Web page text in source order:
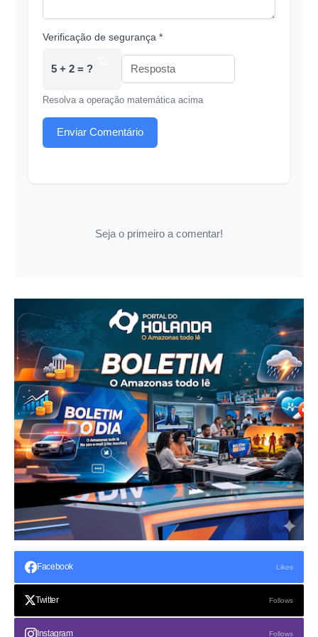
Verificação de segurança *
5 + 2 = ?
Resolva a operação matemática acima
Enviar Comentário
Seja o primeiro a comentar!
Facebook Likes
Twitter Follows
Instagram Follows